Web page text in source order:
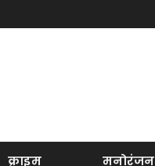
क्राइम मनोरंजन